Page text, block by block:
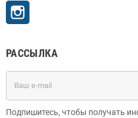
РАССЫЛКА
Подпишитесь, чтобы получать